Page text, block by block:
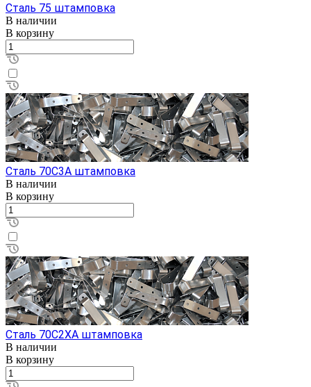
Сталь 75 штамповка
В наличии
В корзину
Сталь 70С3А штамповка
В наличии
В корзину
Сталь 70С2ХА штамповка
В наличии
В корзину